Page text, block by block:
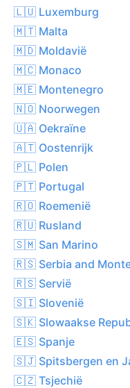
🇱🇺 Luxemburg
🇲🇹 Malta
🇲🇩 Moldavië
🇲🇨 Monaco
🇲🇪 Montenegro
🇳🇴 Noorwegen
🇺🇦 Oekraïne
🇦🇹 Oostenrijk
🇵🇱 Polen
🇵🇹 Portugal
🇷🇴 Roemenië
🇷🇺 Rusland
🇸🇲 San Marino
🇷🇸 Serbia and
🇷🇸 Servië
🇸🇮 Slovenië
🇸🇰 Slowaakse
🇪🇸 Spanje
🇸🇯 Spitsbergen en
🇨🇿 Tsjechië